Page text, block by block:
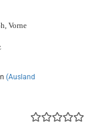
Vorne
(Ausland